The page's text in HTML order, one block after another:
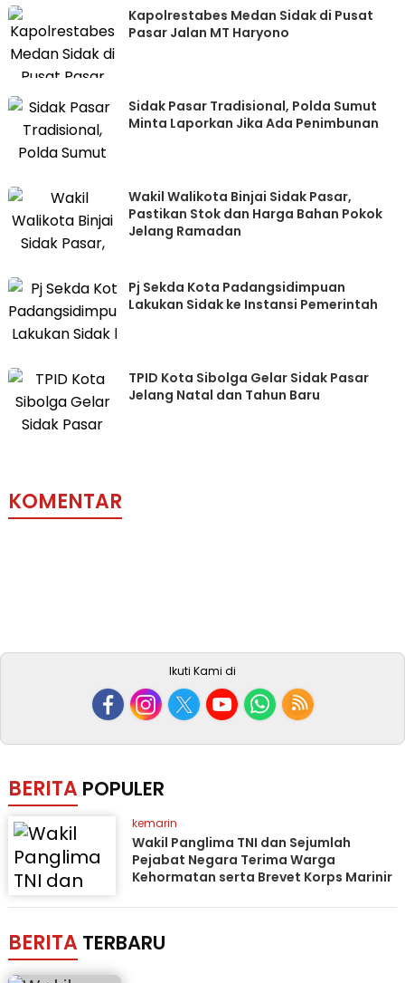
Kapolrestabes Medan Sidak di Pusat
Pasar Jalan MT Haryono
Sidak Pasar Tradisional, Polda Sumut
Minta Laporkan Jika Ada Penimbunan
Wakil Walikota Binjai Sidak Pasar,
Pastikan Stok dan Harga Bahan Pokok
Jelang Ramadan
Pj Sekda Kota Padangsidimpuan
Lakukan Sidak ke Instansi Pemerintah
TPID Kota Sibolga Gelar Sidak Pasar
Jelang Natal dan Tahun Baru
KOMENTAR
Ikuti Kami di
BERITA POPULER
kemarin
Wakil Panglima TNI dan Sejumlah
Pejabat Negara Terima Warga
Kehormatan serta Brevet Korps Marinir
BERITA TERBARU